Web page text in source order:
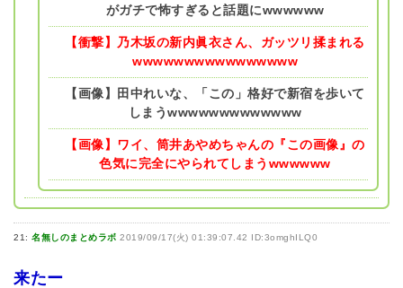
がガチで怖すぎると話題にwwwwww
【衝撃】乃木坂の新内眞衣さん、ガッツリ揉まれる
wwwwwwwwwwwwwwww
【画像】田中れいな、「この」格好で新宿を歩いて
しまうwwwwwwwwwwwww
【画像】ワイ、筒井あやめちゃんの『この画像』の
色気に完全にやられてしまうwwwwww
21: 名無しのまとめラボ 2019/09/17(火) 01:39:07.42 ID:3omghILQ0
来たー